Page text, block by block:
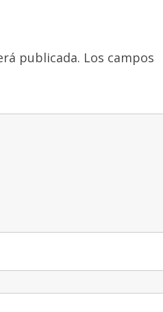
publicada. Los campos